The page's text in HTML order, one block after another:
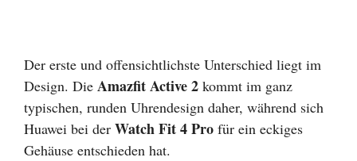
Der erste und offensichtlichste Unterschied liegt im
Design. Die Amazfit Active 2 kommt im ganz
typischen, runden Uhrendesign daher, während sich
Huawei bei der Watch Fit 4 Pro für ein eckiges
Gehäuse entschieden hat.